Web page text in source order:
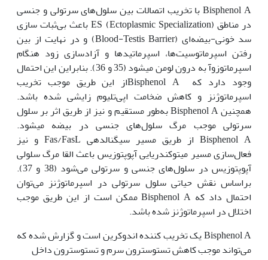
Bisphenol A با تخریب اتصالات بین سلول‌های سرتولی و جنسی
در مناطق ES (Ectoplasmic Specialization) باعث بی‌ثبات سازی
سد خونی-بیضه‌ای (Blood-Testis Barrier) و در نهایت از بین
رفتن اسپرماتوسیت‌ها، اسپرماتیدها و آزادسازی زود هنگام
اسپرماتوزوآ به درون لومن می‏شود (35 و 36). بنابراین این احتمال
وجود دارد که Bisphenol Aاز این طریق موجب تخریب
اسپرماتوژنز و کاهش ضخامت اپی‌تلیوم زایشی شده باشد.
همچنین Bisphenol A به‌طور مستقیم و نیز از طریق اثر بر سلول
سرتولی موجب مرگ سلول‌های جنسی در بیضه می‏شود.
Bisphenol A از طریق مسیر سیگنال‏دهی Fas/FasL و نیز
فعال‌سازی مسیر میتوکندریایی آپوپتوزیس باعث القا مرگ سلولی
آپوپتوزیس در سلول‌های جنسی و سرتولی می‌شود (38 و 37).
براساس نقش حیاتی سلول سرتولی در اسپرماتوژنز می‌توان
احتمال داد که Bisphenol A ممکن است از این طریق موجب
اختلال در اسپرماتوژنز شده باشد.
Bisphenol A یک تخریب کننده اندوکرین است و گزارش شده که
می‌تواند موجب کاهش تستوسترون سرم و تستوسترون داخل